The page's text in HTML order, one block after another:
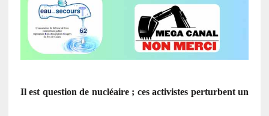
Il est question de nucléaire ; ces activistes perturbent un